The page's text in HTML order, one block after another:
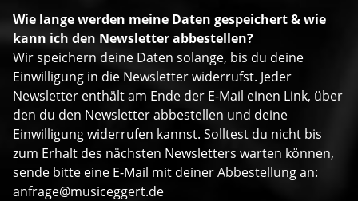
Wie lange werden meine Daten gespeichert & wie
kann ich den Newsletter abbestellen?
Wir speichern deine Daten solange, bis du deine
Einwilligung in die Newsletter widerrufst. Jeder
Newsletter enthält am Ende der E-Mail einen Link, über
den du den Newsletter abbestellen und deine
Einwilligung widerrufen kannst. Solltest du nicht bis
zum Erhalt des nächsten Newsletters warten können,
sende bitte eine E-Mail mit deiner Abbestellung an:
anfrage@musiceggert.de